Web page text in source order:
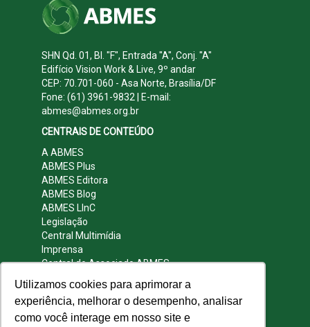
Utilizamos cookies para aprimorar a
experiência, melhorar o desempenho, analisar
como você interage em nosso site e
SHN Qd. 01, Bl. "F", Entrada "A", Conj. "A"
Edifício Vision Work & Live, 9º andar
CEP: 70.701-060 - Asa Norte, Brasília/DF
Fone: (61) 3961-9832 | E-mail:
abmes@abmes.org.br
CENTRAIS DE CONTEÚDO
A ABMES
ABMES Plus
ABMES Editora
ABMES Blog
ABMES LInC
Legislação
Central Multimídia
Imprensa
Central do Associado ABMES
REDES SOCIAIS